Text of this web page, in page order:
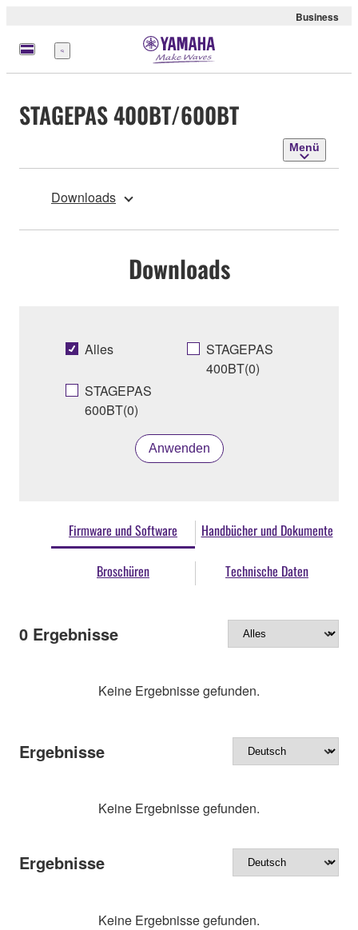
Business
Menü
STAGEPAS 400BT/600BT
Menü
Downloads
Downloads
Alles
STAGEPAS
400BT(0)
STAGEPAS
600BT(0)
Anwenden
Firmware und Software Handbücher und Dokumente
Broschüren Technische Daten
0 Ergebnisse
Keine Ergebnisse gefunden.
Ergebnisse
Keine Ergebnisse gefunden.
Ergebnisse
Keine Ergebnisse gefunden.